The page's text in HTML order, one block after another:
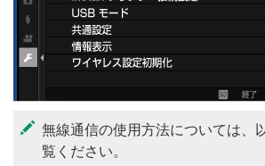
無線通信の使用方法については、
覧ください。